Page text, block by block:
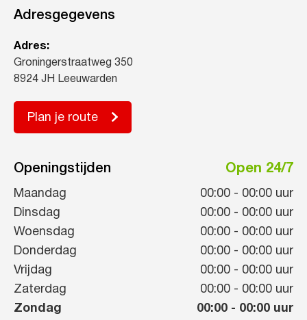
Adresgegevens
Adres:
Groningerstraatweg 350
8924 JH Leeuwarden
Plan je route
Openingstijden Open 24/7
Maandag 00:00 - 00:00 uur
Dinsdag
00:00 - 00:00 uur
Woensdag
00:00 - 00:00 uur
Donderdag
00:00 - 00:00 uur
Vrijdag
00:00 - 00:00 uur
Zaterdag
00:00 - 00:00 uur
Zondag
00:00 - 00:00 uur